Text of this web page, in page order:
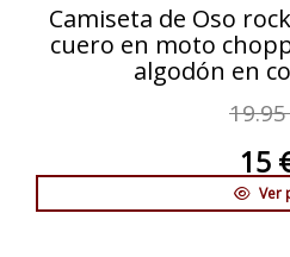
Camiseta de Oso
cuero en moto
algodón en
15
Ver